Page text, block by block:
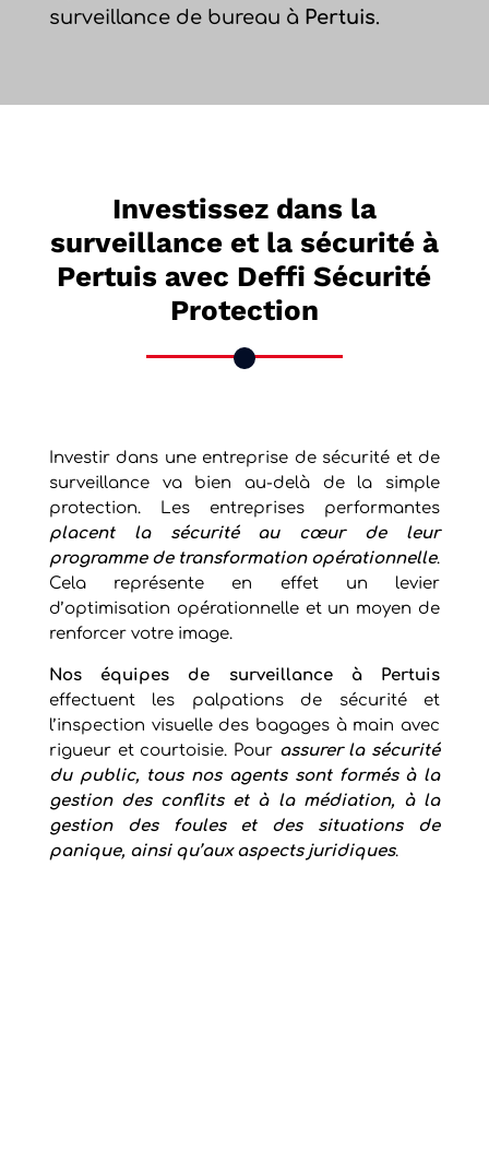
surveillance de bureau à Pertuis.
Investissez dans la
surveillance et la sécurité à
Pertuis avec Deffi Sécurité
Protection
Investir dans une entreprise de sécurité et de
surveillance va bien au-delà de la simple
protection. Les entreprises performantes
placent la sécurité au cœur de leur
programme de transformation opérationnelle.
Cela représente en effet un levier
d’optimisation opérationnelle et un moyen de
renforcer votre image.
Nos équipes de
surveillance à Pertuis
effectuent les palpations de sécurité et
l’inspection visuelle des bagages à main avec
rigueur et courtoisie. Pour assurer la sécurité
du public, tous nos agents sont formés à la
gestion des conflits et à la médiation, à la
gestion des foules et des situations de
panique, ainsi qu’aux aspects juridiques.